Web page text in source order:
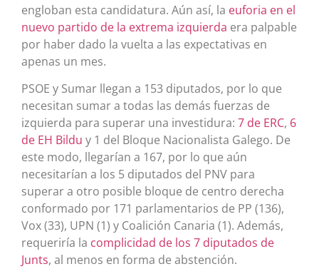
engloban esta candidatura. Aún así, la euforia en el
nuevo partido de la extrema izquierda era palpable
por haber dado la vuelta a las expectativas en
apenas un mes.
PSOE y Sumar llegan a 153 diputados, por lo que
necesitan sumar a todas las demás fuerzas de
izquierda para superar una investidura: 7 de ERC, 6
de EH Bildu y 1 del Bloque Nacionalista Galego. De
este modo, llegarían a 167, por lo que aún
necesitarían a los 5 diputados del PNV para
superar a otro posible bloque de centro derecha
conformado por 171 parlamentarios de PP (136),
Vox (33), UPN (1) y Coalición Canaria (1). Además,
requeriría la complicidad de los 7 diputados de
Junts, al menos en forma de abstención.